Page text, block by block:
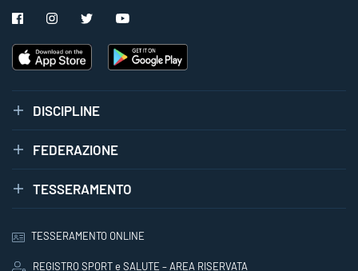
DISCIPLINE
FEDERAZIONE
TESSERAMENTO
TESSERAMENTO ONLINE
REGISTRO SPORT e SALUTE – AREA RISERVATA